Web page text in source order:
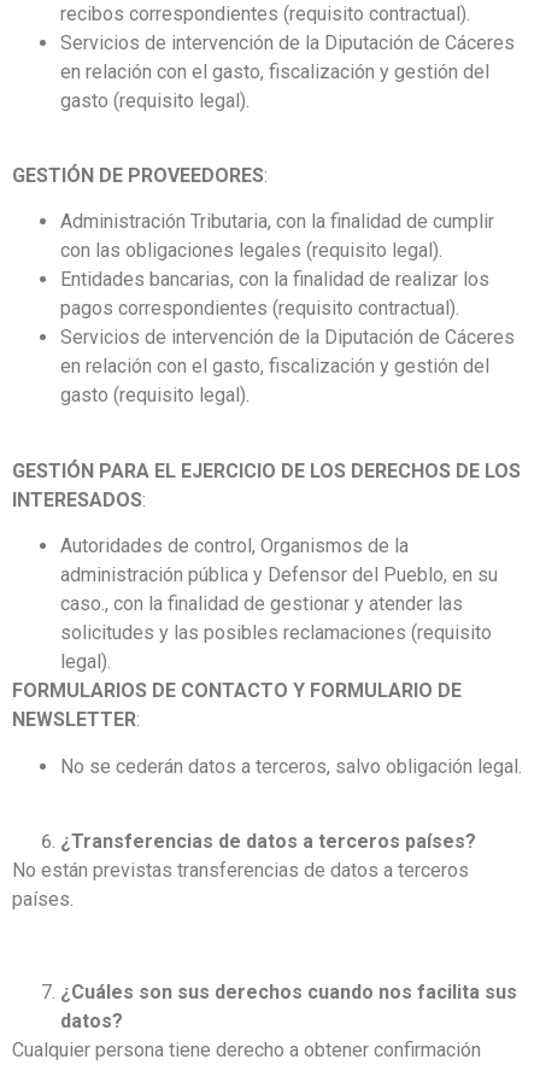
recibos correspondientes (requisito contractual).
Servicios de intervención de la Diputación de Cáceres
en relación con el gasto, fiscalización y gestión del
gasto (requisito legal).
GESTIÓN DE PROVEEDORES:
Administración Tributaria, con la finalidad de cumplir
con las obligaciones legales (requisito legal).
Entidades bancarias, con la finalidad de realizar los
pagos correspondientes (requisito contractual).
Servicios de intervención de la Diputación de Cáceres
en relación con el gasto, fiscalización y gestión del
gasto (requisito legal).
GESTIÓN PARA EL EJERCICIO DE LOS DERECHOS DE LOS
INTERESADOS:
Autoridades de control, Organismos de la
administración pública y Defensor del Pueblo, en su
caso., con la finalidad de gestionar y atender las
solicitudes y las posibles reclamaciones (requisito
legal).
FORMULARIOS DE CONTACTO Y FORMULARIO DE
NEWSLETTER:
No se cederán datos a terceros, salvo obligación legal.
¿Transferencias de datos a terceros países?
No están previstas transferencias de datos a terceros
países.
¿Cuáles son sus derechos cuando nos facilita sus
datos?
Cualquier persona tiene derecho a obtener confirmación